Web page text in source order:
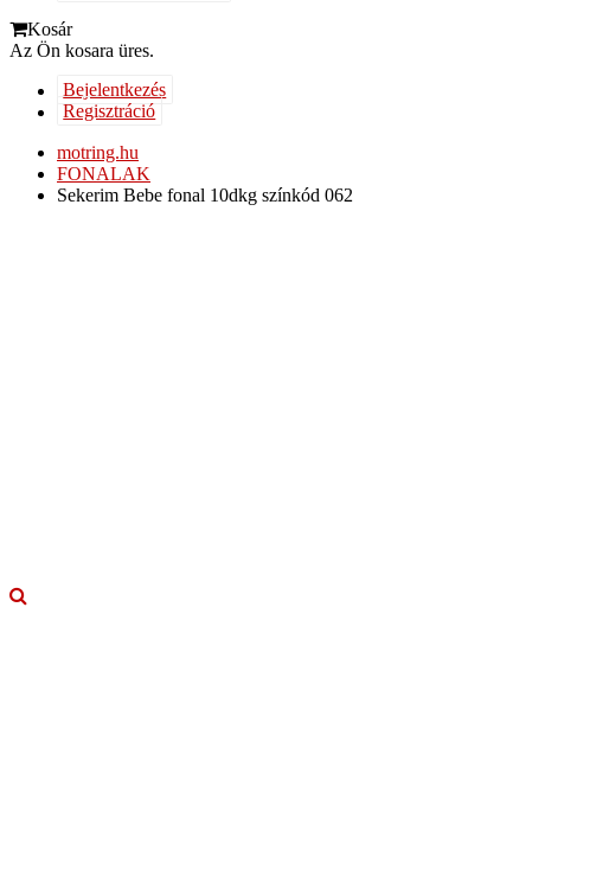
Kosár
Az Ön kosara üres.
Bejelentkezés
Regisztráció
motring.hu
FONALAK
Sekerim Bebe fonal 10dkg színkód 062